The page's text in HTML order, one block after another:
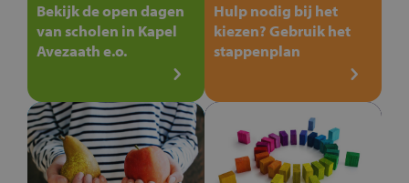
Bekijk de open dagen
van scholen in Kapel
Avezaath e.o.
Hulp nodig bij het
kiezen? Gebruik het
stappenplan